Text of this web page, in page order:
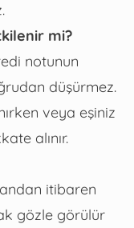
mi?
notunun
düşürmez.
veya eşiniz
alınır.
andan itibaren
gözle görülür